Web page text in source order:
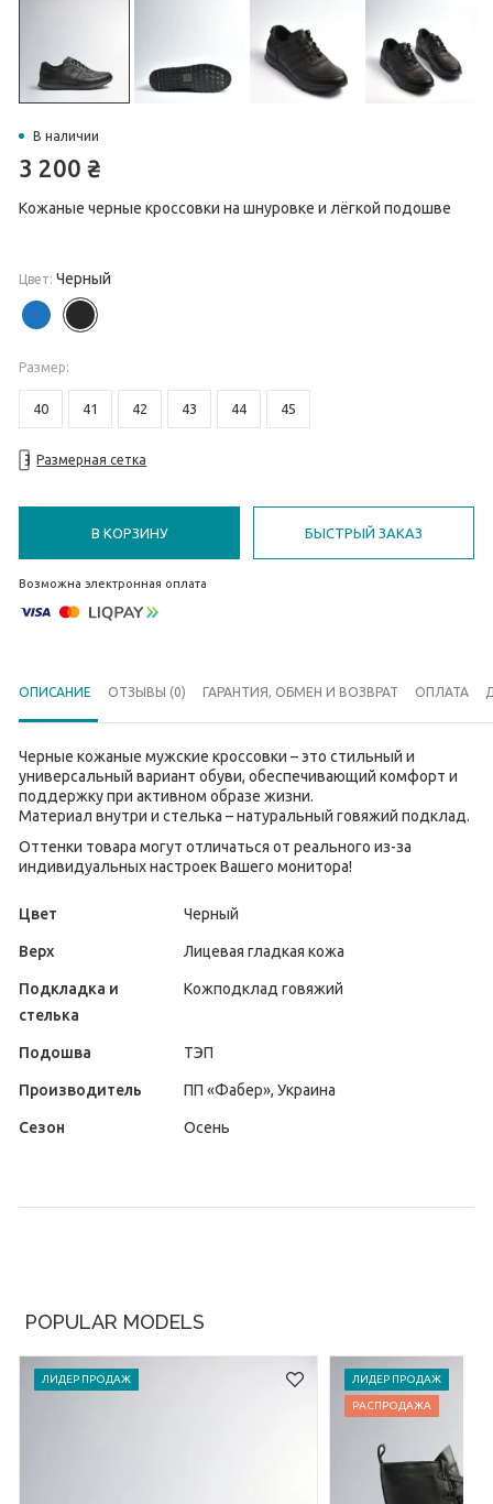
В наличии
3 200₴
Кожаные черные кроссовки на шнуровке и лёгкой подошве
Цвет: Черный
Размер:
40 41 42 43 44 45
Размерная сетка
В КОРЗИНУ БЫСТРЫЙ ЗАКАЗ
Возможна электронная оплата
ОПИСАНИЕ ОТЗЫВЫ (0) ГАРАНТИЯ, ОБМЕН И ВОЗВРАТ ОПЛАТА
Черные кожаные мужские кроссовки – это стильный и
универсальный вариант обуви, обеспечивающий комфорт и
поддержку при активном образе жизни.
Материал внутри и стелька – натуральный говяжий подклад.
Оттенки товара могут отличаться от реального из-за
индивидуальных настроек Вашего монитора!
Цвет Черный
Верх Лицевая гладкая кожа
Подкладка и
стелька
Кожподклад говяжий
Подошва ТЭП
Производитель ПП «Фабер», Украина
Сезон Осень
POPULAR MODELS
ЛИДЕР ПРОДАЖ ЛИДЕР ПРОДАЖ
РАСПРОДАЖА